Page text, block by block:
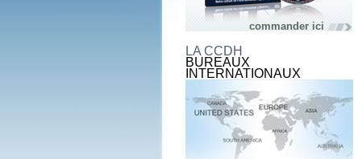
commander ici
LA CCDH
BUREAUX
INTERNATIONAUX